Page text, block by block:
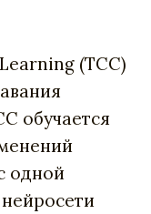
(TCC)
обучается
одной